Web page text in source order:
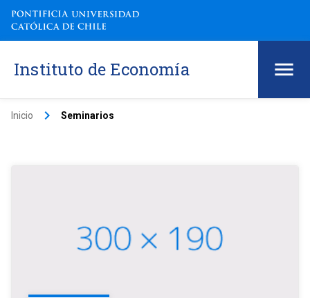
Instituto de Economía
Inicio keyboard_arrow_right Seminarios